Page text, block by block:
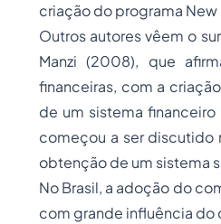
criação do programa New
Outros autores vêem o
Manzi (2008), que
financeiras, com a
de um sistema
começou a ser discutido
obtenção de um sistema
No Brasil, a adoção do
com grande influência